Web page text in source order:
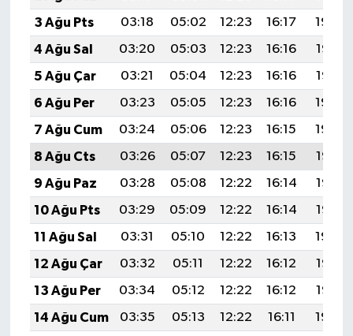
3 Ağu Pts
03:18 05:02 12:23 16:17
19:34
4 Ağu Sal
03:20 05:03 12:23 16:16
19:33
5 Ağu Çar
03:21 05:04 12:23 16:16
19:32
6 Ağu Per
03:23 05:05 12:23 16:16
19:30
7 Ağu Cum
03:24 05:06 12:23 16:15
19:29
8 Ağu Cts
03:26 05:07 12:23 16:15
19:28
9 Ağu Paz
03:28 05:08 12:22 16:14
19:27
10 Ağu Pts
03:29 05:09 12:22 16:14
19:25
11 Ağu Sal
03:31 05:10 12:22 16:13
19:24
12 Ağu Çar
03:32 05:11 12:22 16:12
19:23
13 Ağu Per
03:34 05:12 12:22 16:12
19:22
14 Ağu Cum
03:35 05:13 12:22 16:11
19:20